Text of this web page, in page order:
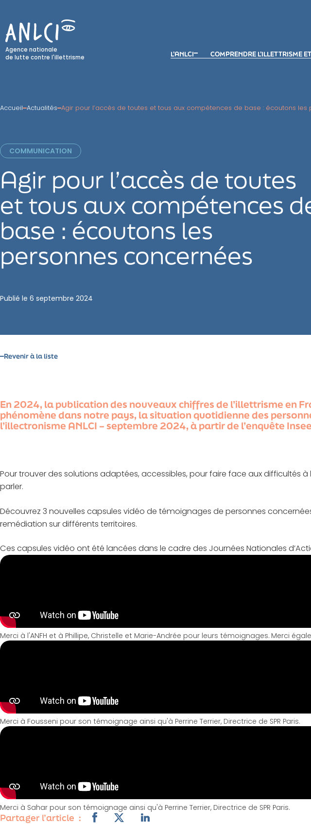
content
Agence nationale
de lutte contre l'illettrisme
L’ANLCI COMPRENDRE L’ILLETTRISME
Accueil Actualités Agir pour l’accès de toutes et tous aux compétences de base : écoutons
COMMUNICATION
Agir pour l’accès de toutes
et tous aux compétences
base : écoutons les
personnes concernées
Publié le 6 septembre 2024
Revenir à la liste
En 2024, la publication des nouveaux chiffres de l’illettrisme en
phénomène dans notre pays, la situation quotidienne des
l’illectronisme ANLCI – septembre 2024, à partir de l’enquête
Pour trouver des solutions adaptées, accessibles, pour faire face aux difficultés
parler.
Découvrez 3 nouvelles capsules vidéo de témoignages de personnes
remédiation sur différents territoires.
Ces capsules vidéo ont été lancées dans le cadre des Journées Nationales
Merci à l'ANFH et à Phillipe, Christelle et Marie-Andrée pour leurs témoignages. Merci
Merci à Fousseni pour son témoignage ainsi qu'à Perrine Terrier, Directrice de SPR Paris.
Merci à Sahar pour son témoignage ainsi qu'à Perrine Terrier, Directrice de SPR Paris.
Partager l’article